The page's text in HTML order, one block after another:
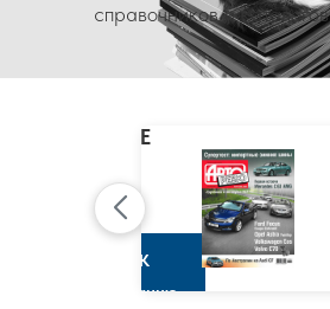
справочников и каталогов
CLAIRE
МАРИ
КЛЭР
К
изданию